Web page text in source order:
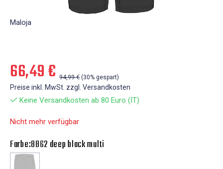
Maloja
66,49 € 94,99 € (30% gespart)
Preise inkl. MwSt. zzgl. Versandkosten
Keine Versandkosten ab 80 Euro (IT)
Nicht mehr verfügbar
Farbe:8862 deep black multi